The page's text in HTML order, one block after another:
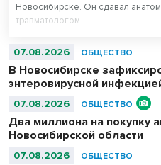
Новосибирске. Он сдавал
травматологом.
07.08.2026 ОБЩЕСТВО
В Новосибирске
энтеровирусной
07.08.2026 ОБЩЕСТВО
Два миллиона на покупку
Новосибирской области
07.08.2026 ОБЩЕСТВО